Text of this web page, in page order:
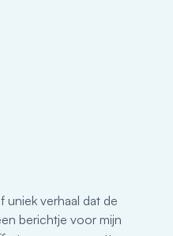
uniek verhaal dat de
berichtje voor mijn